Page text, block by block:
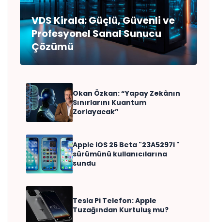
VDS Kirala: Güçlü, Güvenli ve
Profesyonel Sanal Sunucu
Çözümü
Okan Özkan: “Yapay Zekânın
Sınırlarını Kuantum
Zorlayacak”
Apple iOS 26 Beta "23A5297i "
sürümünü kullanıcılarına
sundu
Tesla Pi Telefon: Apple
Tuzağından Kurtuluş mu?